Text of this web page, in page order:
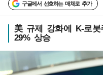
구글에서 선호하는 매체로 추가
美 규제 강화에 K-로
29% 상승